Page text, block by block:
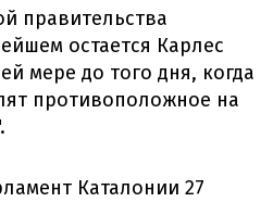
правительства
остается Карлес
мере до того дня, когда
противоположное на
Каталонии 27